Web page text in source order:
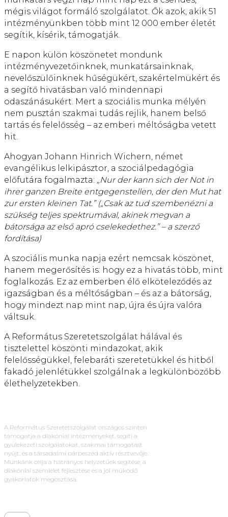
mégis világot formáló szolgálatot. Ők azok, akik 51
intézményünkben több mint 12 000 ember életét
segítik, kísérik, támogatják.
E napon külön köszönetet mondunk
intézményvezetőinknek, munkatársainknak,
nevelőszülőinknek hűségükért, szakértelmükért és
a segítő hivatásban való mindennapi
odaszánásukért. Mert a szociális munka mélyén
nem pusztán szakmai tudás rejlik, hanem belső
tartás és felelősség – az emberi méltóságba vetett
hit.
Ahogyan Johann Hinrich Wichern, német
evangélikus lelkipásztor, a szociálpedagógia
előfutára fogalmazta: „Nur der kann sich der Not in
ihrer ganzen Breite entgegenstellen, der den Mut hat
zur ersten kleinen Tat.” („Csak az tud szembenézni a
szükség teljes spektrumával, akinek megvan a
bátorsága az első apró cselekedethez.” – a szerző
fordítása)
A szociális munka napja ezért nemcsak köszönet,
hanem megerősítés is: hogy ez a hivatás több, mint
foglalkozás. Ez az emberben élő elköteleződés az
igazságban és a méltóságban – és az a bátorság,
hogy mindezt nap mint nap, újra és újra valóra
váltsuk.
A Református Szeretetszolgálat hálával és
tisztelettel köszönti mindazokat, akik
felelősségükkel, felebaráti szeretetükkel és hitből
fakadó jelenlétükkel szolgálnak a legkülönbözőbb
élethelyzetekben.
A Református Szeretetszolgálat országos szinten
támogatja a diakóniai intézményeket, segíti a
gyülekezeti szolgálatokat, szakmai támogatást
nyújt, és a társadalmi párbeszéd aktív résztvevője.
Munkánk célja a hátrányos helyzetűek segítése, a
diakóniai szemlélet fejlesztése és a jól működő
gyakorlatok megosztása.